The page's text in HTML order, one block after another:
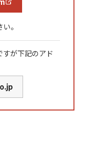
。
が下記のアド